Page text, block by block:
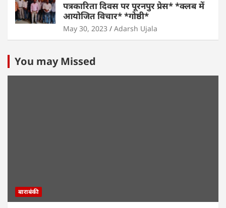
पत्रकारिता दिवस पर पूरनपुर प्रेस* *क्लब में
आयोजित विचार* *गोष्ठी*
May 30, 2023 Adarsh Ujala
You may Missed
बाराबंकी